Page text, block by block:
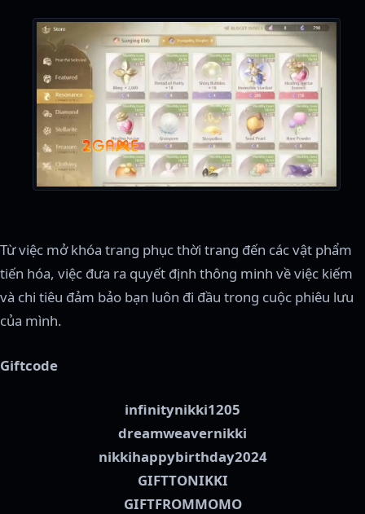
Từ việc mở khóa trang phục thời trang đến các vật phẩm
tiến hóa, việc đưa ra quyết định thông minh về việc kiếm
và chi tiêu đảm bảo bạn luôn đi đầu trong cuộc phiêu lưu
của mình.
Giftcode
infinitynikki1205
dreamweavernikki
nikkihappybirthday2024
GIFTTONIKKI
GIFTFROMMOMO